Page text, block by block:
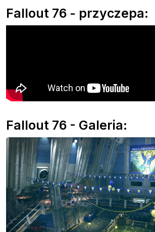
Fallout 76 - przyczepa:
Fallout 76 - Galeria: